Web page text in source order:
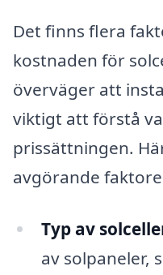
Det finns flera
kostnaden för
överväger att
viktigt att förstå
prissättningen.
avgörande
Typ av
av solpaneler,